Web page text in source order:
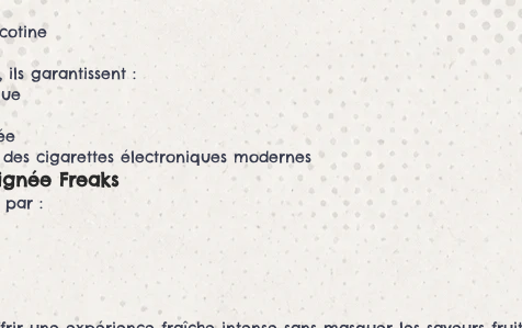
garantissent :
cigarettes électroniques modernes
Freaks
par :